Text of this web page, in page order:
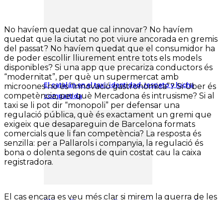
El catalán en el taxi: identidad, respeto y lucha
compartida
No havíem quedat que cal innovar? No havíem
quedat que la ciutat no pot viure ancorada en gremis
del passat? No havíem quedat que el consumidor ha
de poder escollir lliurement entre tots els models
disponibles? Si una app que precariza conductors és
“modernitat”, per què un supermercat amb
microones no és “innovació gastronòmica”? Si Uber és
competència, per què Mercadona és intrusisme? Si al
taxi se li pot dir “monopoli” per defensar una
regulació pública, què és exactament un gremi que
exigeix que desapareguin de Barcelona formats
comercials que li fan competència? La resposta és
senzilla: per a Pallarols i companyia, la regulació és
bona o dolenta segons de quin costat cau la caixa
registradora.
El cas encara es veu més clar si mirem la guerra de les